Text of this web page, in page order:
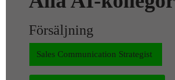
Försäljning
Sales Communication Strategist